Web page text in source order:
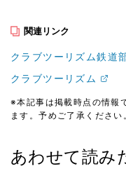
関連リンク
クラブツーリズム鉄道
クラブツーリズム
※本記事は掲載時点の情報
ます。予めご了承ください
あわせて読み